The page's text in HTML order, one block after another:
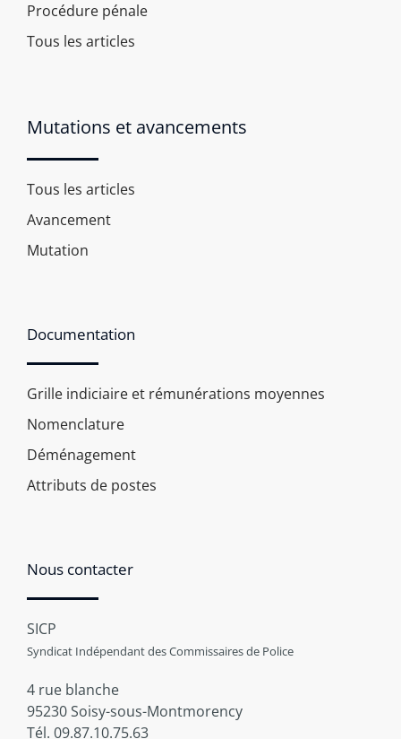
Procédure pénale
Tous les articles
Mutations et avancements
Tous les articles
Avancement
Mutation
Documentation
Grille indiciaire et rémunérations moyennes
Nomenclature
Déménagement
Attributs de postes
Nous contacter
SICP
Syndicat Indépendant des Commissaires de Police
4 rue blanche
95230 Soisy-sous-Montmorency
Tél. 09.87.10.75.63